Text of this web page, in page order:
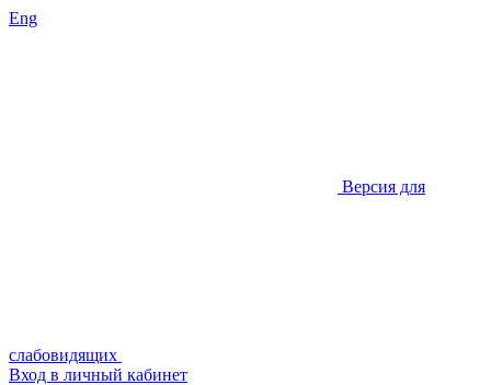
Eng
Версия для
слабовидящих
Вход в личный кабинет